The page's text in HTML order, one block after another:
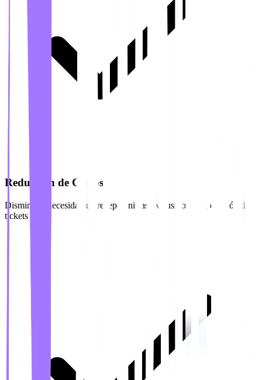
Reducción de Costos
Disminuya necesidad de recepcionistas exclusivos para emisión de
tickets